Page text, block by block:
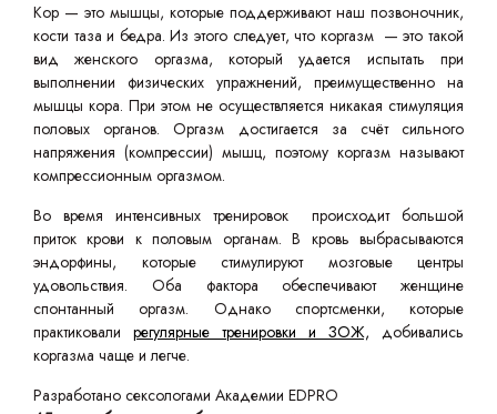
Кор — это мышцы, которые поддерживают наш позвоночник,
кости таза и бедра. Из этого следует, что коргазм — это такой
вид женского оргазма, который удается испытать при
выполнении физических упражнений, преимущественно на
мышцы кора. При этом не осуществляется никакая стимуляция
половых органов. Оргазм достигается за счёт сильного
напряжения (компрессии) мышц, поэтому коргазм называют
компрессионным оргазмом.
Во время интенсивных тренировок происходит большой
приток крови к половым органам. В кровь выбрасываются
эндорфины, которые стимулируют мозговые центры
удовольствия. Оба фактора обеспечивают женщине
спонтанный оргазм. Однако спортсменки, которые
практиковали регулярные тренировки и ЗОЖ, добивались
коргазма чаще и легче.
Разработано сексологами Академии EDPRO